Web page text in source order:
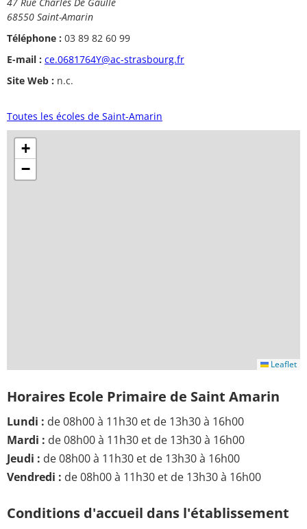
68550 Saint-Amarin
Téléphone : 03 89 82 60 99
E-mail : ce.0681764Y@ac-strasbourg.fr
Site Web : n.c.
Toutes les écoles de Saint-Amarin
+
−
Leaflet
Horaires Ecole Primaire de Saint Amarin
Lundi : de 08h00 à 11h30 et de 13h30 à 16h00
Mardi : de 08h00 à 11h30 et de 13h30 à 16h00
Jeudi : de 08h00 à 11h30 et de 13h30 à 16h00
Vendredi : de 08h00 à 11h30 et de 13h30 à 16h00
Conditions d'accueil dans l'établissement